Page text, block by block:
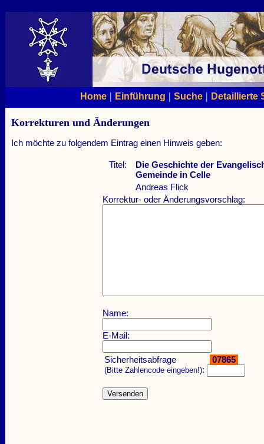
Home| Einführung | Suche| Detaillierte
Korrekturen und Änderungen
Ich möchte zu folgendem Eintrag einen Hinweis geben:
Titel:
Die Geschichte der
Gemeinde in Celle
Andreas Flick
Korrektur- oder Änderungsvorschlag:
Name:
E-Mail:
Sicherheitsabfrage
(Bitte Zahlencode eingeben!):
07865